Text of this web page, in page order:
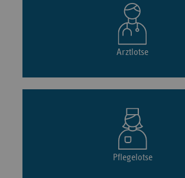
Arztlotse
Pflegelotse